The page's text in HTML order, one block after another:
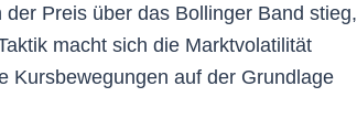
Preis über das Bollinger Band stieg,
macht sich die Marktvolatilität
Kursbewegungen auf der Grundlage